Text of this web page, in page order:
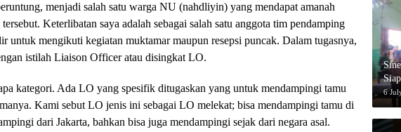
menjadi salah satu warga NU (nahdliyin) yang mendapat amanah
Keterlibatan saya adalah sebagai salah satu anggota tim pendamping
untuk mengikuti kegiatan muktamar maupun resepsi puncak. Dalam tugasnya,
istilah Liaison Officer atau disingkat LO.
kategori. Ada LO yang spesifik ditugaskan yang untuk mendampingi tamu
Kami sebut LO jenis ini sebagai LO melekat; bisa mendampingi tamu di
dari Jakarta, bahkan bisa juga mendampingi sejak dari negara asal.
6